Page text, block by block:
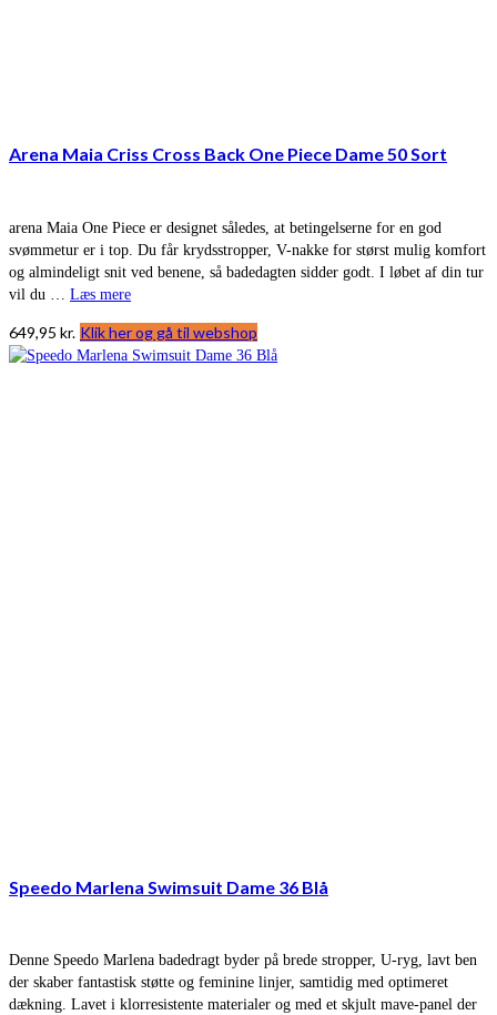
Arena Maia Criss Cross Back One Piece Dame 50 Sort
arena Maia One Piece er designet således, at betingelserne for en god
svømmetur er i top. Du får krydsstropper, V-nakke for størst mulig komfort
og almindeligt snit ved benene, så badedagten sidder godt. I løbet af din tur
vil du … Læs mere
649,95 kr. Klik her og gå til webshop
Speedo Marlena Swimsuit Dame 36 Blå
Denne Speedo Marlena badedragt byder på brede stropper, U-ryg, lavt ben
der skaber fantastisk støtte og feminine linjer, samtidig med optimeret
dækning. Lavet i klorresistente materialer og med et skjult mave-panel der